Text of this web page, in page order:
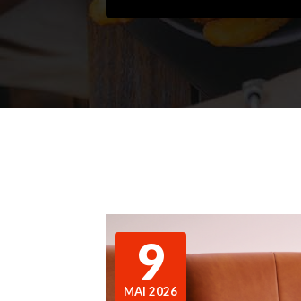
9
MAI 2026